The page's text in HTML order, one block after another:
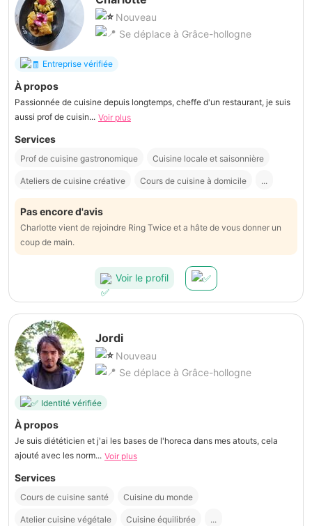
Nouveau
Se déplace à Grâce-hollogne
Entreprise vérifiée
À propos
Passionnée de cuisine depuis longtemps, cheffe d'un restaurant, je suis
aussi prof de cuisin... Voir plus
Services
Prof de cuisine gastronomique Cuisine locale et saisonnière
Ateliers de cuisine créative Cours de cuisine à domicile ...
Pas encore d'avis
Charlotte vient de rejoindre Ring Twice et a hâte de vous donner un
coup de main.
Voir le profil
Jordi
Nouveau
Se déplace à Grâce-hollogne
Identité vérifiée
À propos
Je suis diététicien et j'ai les bases de l'horeca dans mes atouts, cela
ajouté avec les norm... Voir plus
Services
Cours de cuisine santé Cuisine du monde
Atelier cuisine végétale Cuisine équilibrée ...